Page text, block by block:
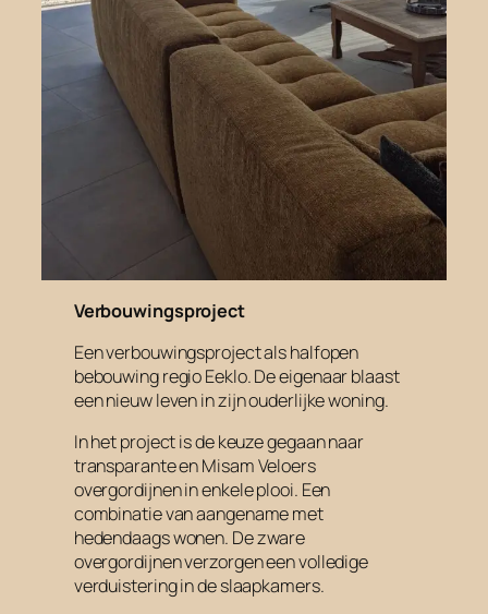
Verbouwingsproject
Een verbouwingsproject als halfopen
bebouwing regio Eeklo. De eigenaar blaast
een nieuw leven in zijn ouderlijke woning.
In het project is de keuze gegaan naar
transparante en Misam Veloers
overgordijnen in enkele plooi. Een
combinatie van aangename met
hedendaags wonen. De zware
overgordijnen verzorgen een volledige
verduistering in de slaapkamers.